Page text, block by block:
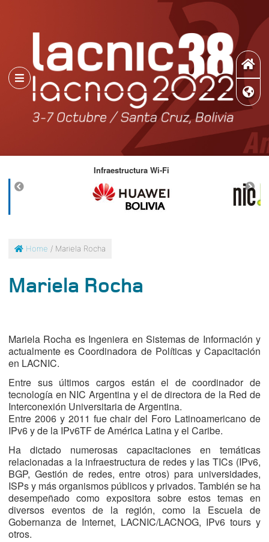
Infraestructura Wi-Fi
Home / Mariela Rocha
Mariela Rocha
Mariela Rocha es Ingeniera en Sistemas de Información y
actualmente es Coordinadora de Políticas y Capacitación
en LACNIC.
Entre sus últimos cargos están el de coordinador de
tecnología en NIC Argentina y el de directora de la Red de
Interconexión Universitaria de Argentina.
Entre 2006 y 2011 fue chair del Foro Latinoamericano de
IPv6 y de la IPv6TF de América Latina y el Caribe.
Ha dictado numerosas capacitaciones en temáticas
relacionadas a la infraestructura de redes y las TICs (IPv6,
BGP, Gestión de redes, entre otros) para universidades,
ISPs y más organismos públicos y privados. También se ha
desempeñado como expositora sobre estos temas en
diversos eventos de la región, como la Escuela de
Gobernanza de Internet, LACNIC/LACNOG, IPv6 tours y
otros.